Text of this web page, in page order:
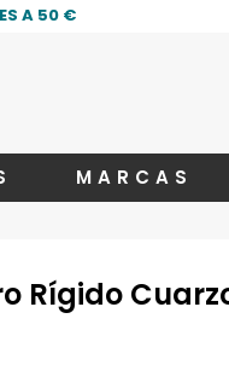
A 50 €
MARCAS
Rígido